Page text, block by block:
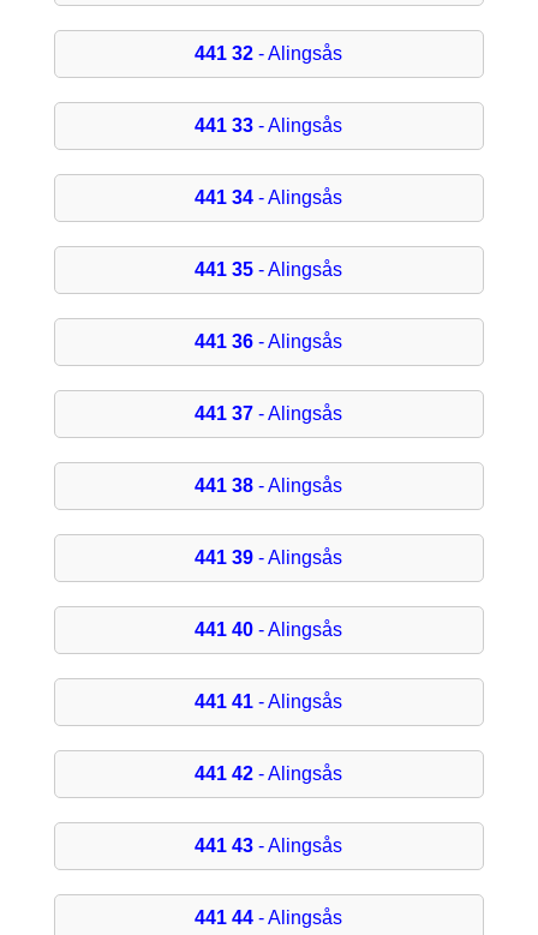
441 32 - Alingsås
441 33 - Alingsås
441 34 - Alingsås
441 35 - Alingsås
441 36 - Alingsås
441 37 - Alingsås
441 38 - Alingsås
441 39 - Alingsås
441 40 - Alingsås
441 41 - Alingsås
441 42 - Alingsås
441 43 - Alingsås
441 44 - Alingsås